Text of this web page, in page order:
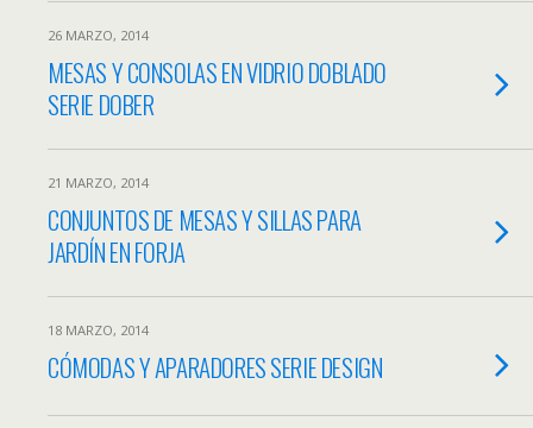
26 MARZO, 2014
MESAS Y CONSOLAS EN VIDRIO DOBLADO
SERIE DOBER
21 MARZO, 2014
CONJUNTOS DE MESAS Y SILLAS PARA
JARDÍN EN FORJA
18 MARZO, 2014
CÓMODAS Y APARADORES SERIE DESIGN